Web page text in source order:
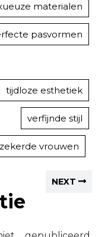
materialen
pasvormen
tijdloze esthetiek
verfijnde stijl
vrouwen
NEXT